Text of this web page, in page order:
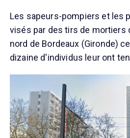
Les sapeurs-pompiers et les
visés par des tirs de mortiers
nord de Bordeaux (Gironde)
dizaine d'individus leur ont